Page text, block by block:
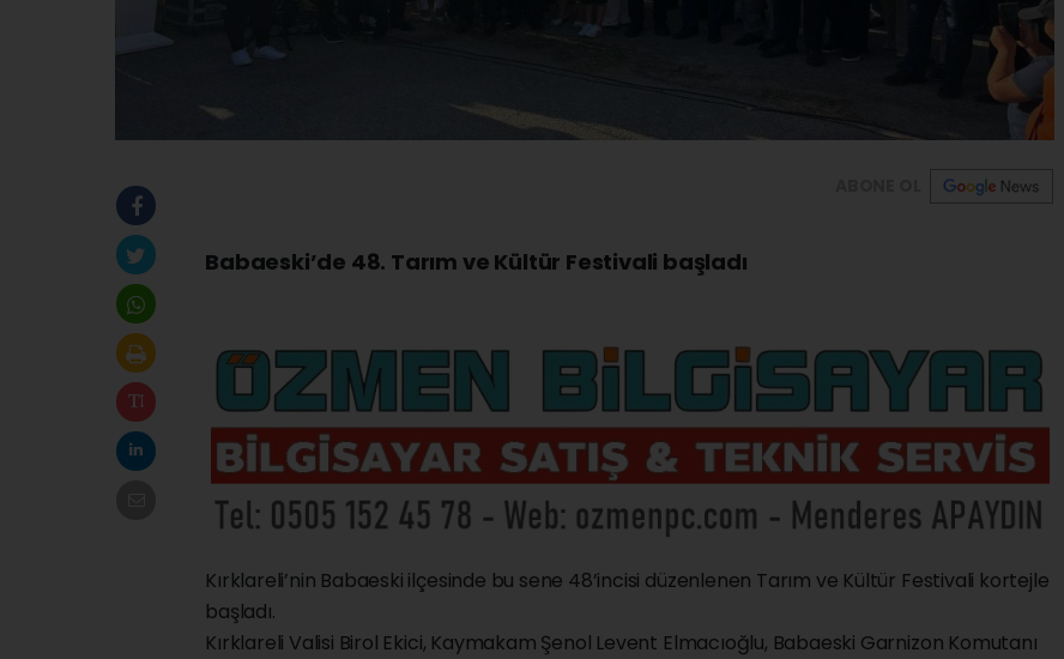
Babaeski’de 48. Tarım ve Kültür Festivali başladı
Kırklareli’nin Babaeski ilçesinde bu sene 48’incisi düzenlenen Tarım ve Kültür Festivali kortejle
başladı.
Kırklareli Valisi Birol Ekici, Kaymakam Şenol Levent Elmacıoğlu, Babaeski Garnizon Komutanı